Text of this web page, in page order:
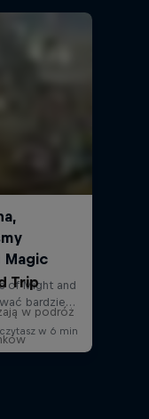
Trip
w podróż